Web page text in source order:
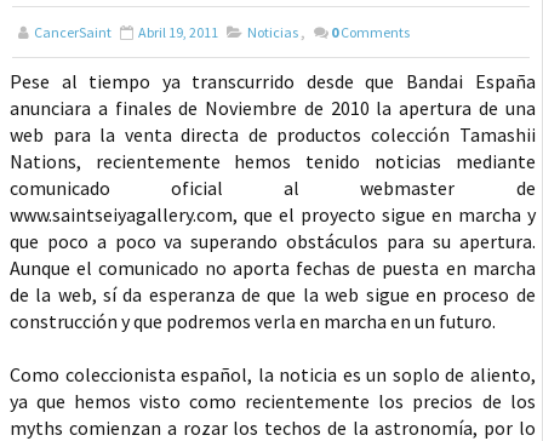
CancerSaint Abril 19, 2011 Noticias , 0 Comments
Pese al tiempo ya transcurrido desde que Bandai España
anunciara a finales de Noviembre de 2010 la apertura de una
web para la venta directa de productos colección Tamashii
Nations, recientemente hemos tenido noticias mediante
comunicado oficial al webmaster de
www.saintseiyagallery.com, que el proyecto sigue en marcha y
que poco a poco va superando obstáculos para su apertura.
Aunque el comunicado no aporta fechas de puesta en marcha
de la web, sí da esperanza de que la web sigue en proceso de
construcción y que podremos verla en marcha en un futuro.
Como coleccionista español, la noticia es un soplo de aliento,
ya que hemos visto como recientemente los precios de los
myths comienzan a rozar los techos de la astronomía, por lo